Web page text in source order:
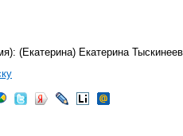
(Екатерина) Екатерина